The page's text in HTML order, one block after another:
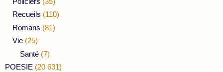
Recueils (110)
Romans (81)
Vie (25)
Santé (7)
POESIE (20 631)